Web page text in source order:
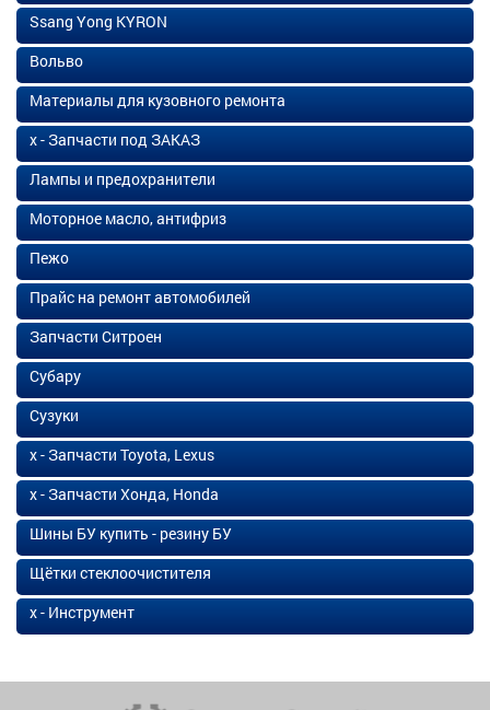
Ssang Yong KYRON
Вольво
Материалы для кузовного ремонта
х - Запчасти под ЗАКАЗ
Лампы и предохранители
Моторное масло, антифриз
Пежо
Прайс на ремонт автомобилей
Запчасти Ситроен
Субару
Сузуки
х - Запчасти Toyota, Lexus
х - Запчасти Хонда, Honda
Шины БУ купить - резину БУ
Щётки стеклоочистителя
х - Инструмент